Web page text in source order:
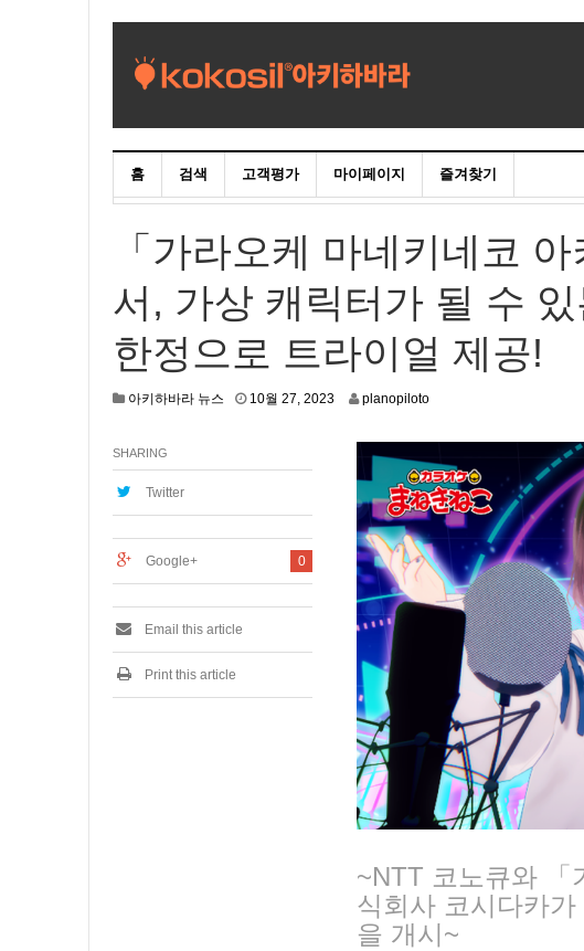
홈 검색 고객평가 마이페이지 즐겨찾기
「가라오케 마네키네코
서, 가상 캐릭터가 될 수
한정으로 트라이얼 제공!
아키하바라 뉴스 10월 27, 20231
planopiloto
~NTT 코노큐와 「
식회사 코시다카
을 개시~
SHARING
Twitter
0
Google+
Email this article
Print this article